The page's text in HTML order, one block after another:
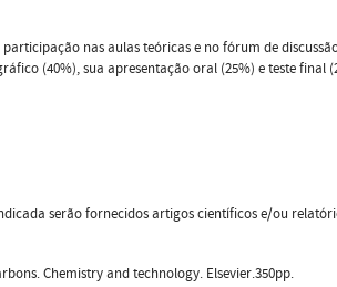
nas aulas teóricas e no fórum de
(40%), sua apresentação oral (25%) e teste final
serão fornecidos artigos científicos e/ou
Chemistry and technology. Elsevier.350pp.